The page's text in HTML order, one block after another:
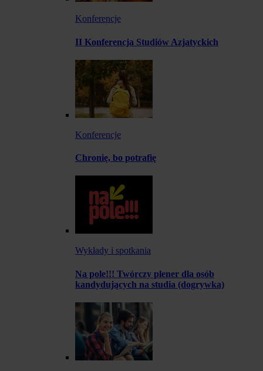
Konferencje
II Konferencja Studiów Azjatyckich
Konferencje
Chronię, bo potrafię
Wykłady i spotkania
Na pole!!! Twórczy plener dla osób
kandydujących na studia (dogrywka)